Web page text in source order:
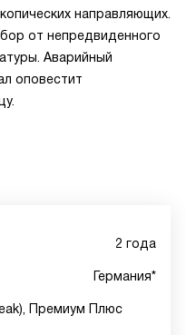
направляющих.
от непредвиденного
Аварийный
оповестит
2 года
Германия*
Премиум Плюс